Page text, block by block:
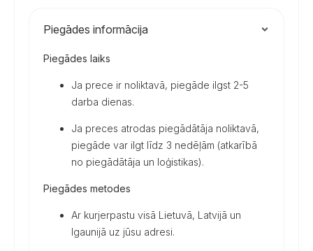
daudzums
Piegādes informācija
Piegādes laiks
Ja prece ir noliktavā, piegāde ilgst 2-5
darba dienas.
Ja preces atrodas piegādātāja noliktavā,
piegāde var ilgt līdz 3 nedēļām (atkarībā
no piegādātāja un loģistikas).
Piegādes metodes
Ar kurjerpastu visā Lietuvā, Latvijā un
Igaunijā uz jūsu adresi.